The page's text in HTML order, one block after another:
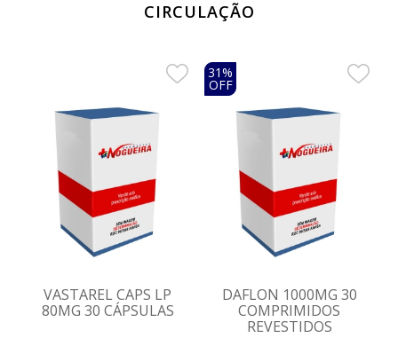
CIRCULAÇÃO
VASTAREL CAPS LP
80MG 30 CÁPSULAS
31%
OFF
DAFLON 1000MG 30
COMPRIMIDOS
REVESTIDOS